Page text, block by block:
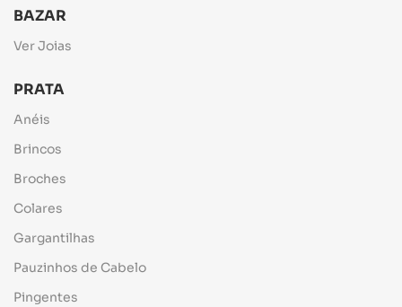
BAZAR
Ver Joias
PRATA
Anéis
Brincos
Broches
Colares
Gargantilhas
Pauzinhos de Cabelo
Pingentes